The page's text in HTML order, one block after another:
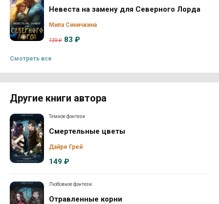
Невеста на замену для Северного Лорда
Мила Синичкина
139 ₽ 83 ₽
Смотреть все
Другие книги автора
Темное фэнтези
Смертельные цветы
Дайре Грей
149 ₽
Любовное фэнтези
Отравленные корни